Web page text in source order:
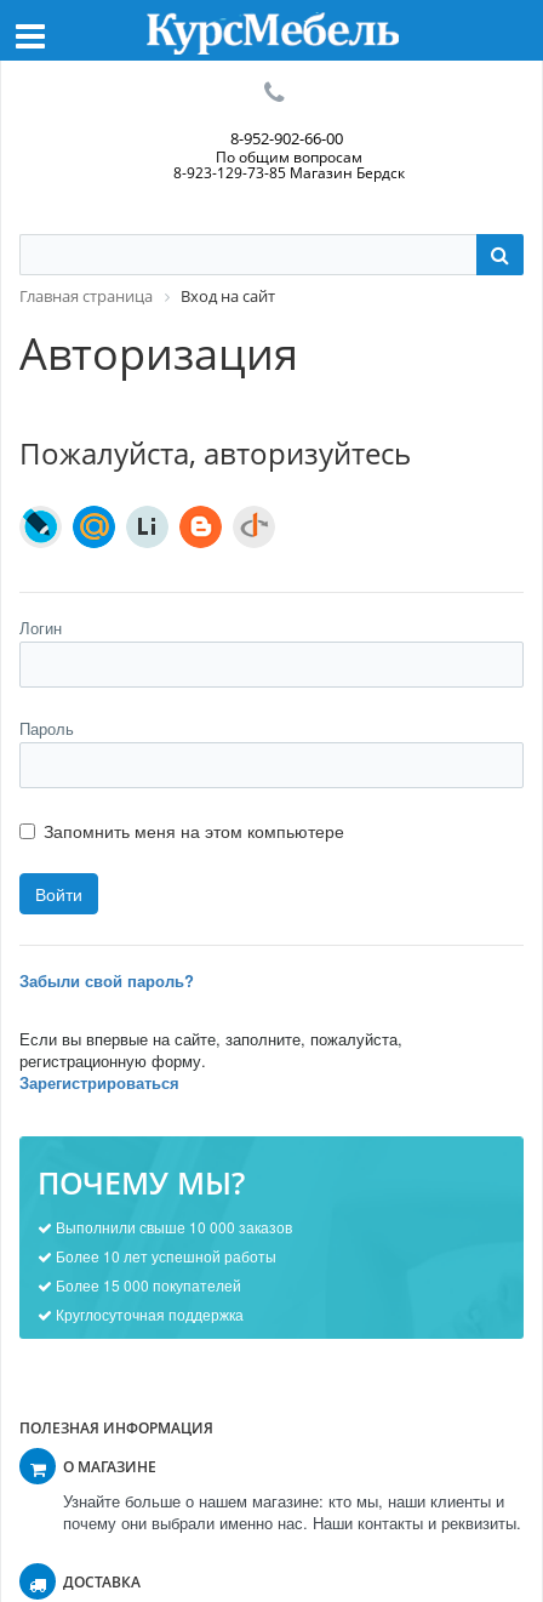
8-952-902-66-00
По общим вопросам
8-923-129-73-85 Магазин Бердск
Главная страница Вход на сайт
Авторизация
Пожалуйста, авторизуйтесь
Логин
Пароль
Запомнить меня на этом компьютере
Забыли свой пароль?
Если вы впервые на сайте, заполните, пожалуйста,
регистрационную форму.
Зарегистрироваться
ПОЧЕМУ МЫ?
Выполнили свыше 10 000 заказов
Более 10 лет успешной работы
Более 15 000 покупателей
Круглосуточная поддержка
ПОЛЕЗНАЯ ИНФОРМАЦИЯ
О МАГАЗИНЕ
Узнайте больше о нашем магазине: кто мы, наши клиенты и
почему они выбрали именно нас. Наши контакты и реквизиты.
ДОСТАВКА